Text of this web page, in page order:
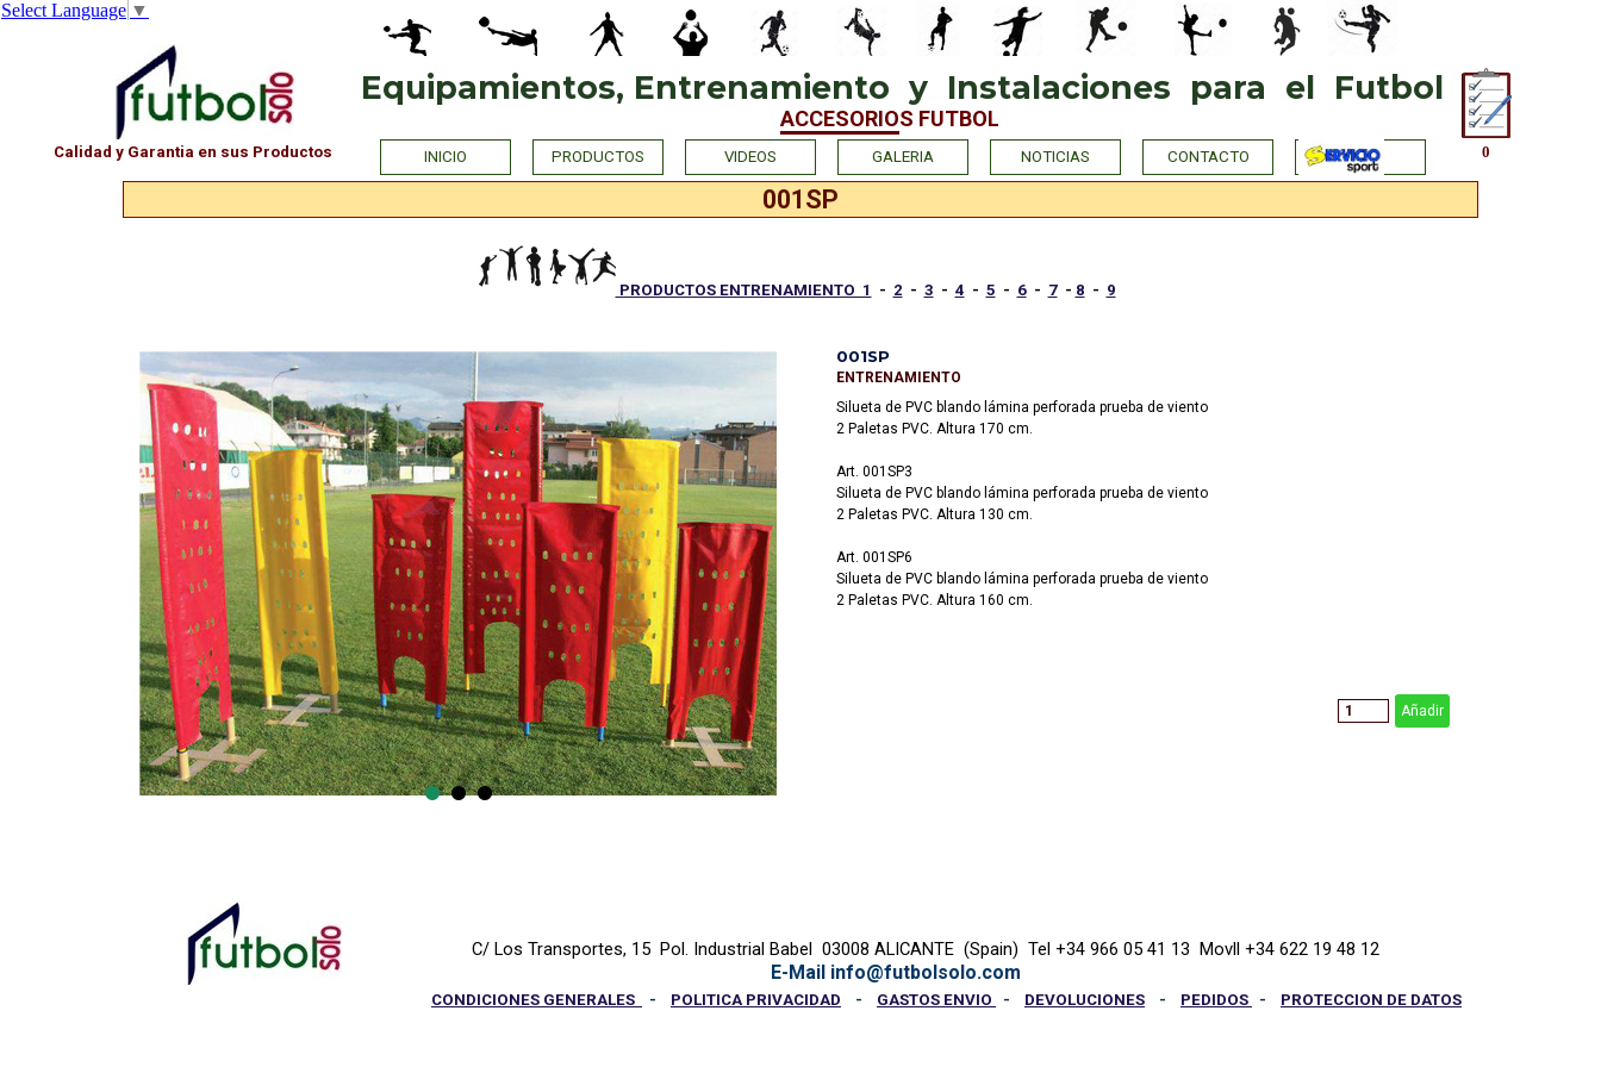
Select Language ▼
PHOTO
Saltar menú
INICIO PRODUCTOS VIDEOS GALERIA NOTICIAS CONTACTO
Calidad y Garantia en sus Productos
Equipamientos, Entrenamiento  y  Instalaciones  para  el  Futbol
0
ACCESORIOS FUTBOL
001SP
PRODUCTOS ENTRENAMIENTO 1 - 2 - 3 - 4 - 5 - 6- 7- 8 - 9
001SP
ENTRENAMIENTO
Silueta de PVC blando lámina perforada prueba de viento
2 Paletas PVC. Altura 170 cm.
Art. 001SP3
Silueta de PVC blando lámina perforada prueba de viento
2 Paletas PVC. Altura 130 cm.
Art. 001SP6
Silueta de PVC blando lámina perforada prueba de viento
2 Paletas PVC. Altura 160 cm.
Añadir
CONDICIONES GENERALES - POLITICA PRIVACIDAD - GASTOS ENVIO - DEVOLUCIONES - PEDIDOS - PROTECCION DE DATOS
C/ Los Transportes, 15  Pol. Industrial Babel  03008 ALICANTE  (Spain)  Tel +34 966 05 41 13  Movll +34 622 19 48 12
E-Mail info@futbolsolo.com